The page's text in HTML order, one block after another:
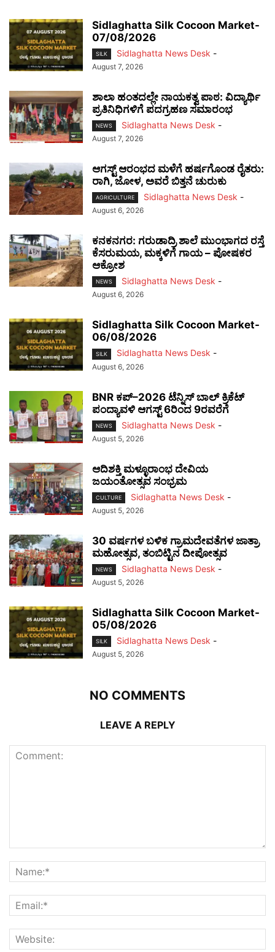
Sidlaghatta Silk Cocoon Market-
07/08/2026
SILK Sidlaghatta News Desk -
August 7, 2026
ಶಾಲಾ ಹಂತದಲ್ಲೇ ನಾಯಕತ್ವ ಪಾಠ: ವಿದ್ಯಾರ್ಥಿ
ಪ್ರತಿನಿಧಿಗಳಿಗೆ ಪದಗ್ರಹಣ ಸಮಾರಂಭ
NEWS Sidlaghatta News Desk -
August 7, 2026
ಆಗಸ್ಟ್ ಆರಂಭದ ಮಳೆಗೆ ಹರ್ಷಗೊಂಡ ರೈತರು:
ರಾಗಿ, ಜೋಳ, ಅವರೆ ಬಿತ್ತನೆ ಚುರುಕು
AGRICULTURE Sidlaghatta News Desk -
August 6, 2026
ಕನಕನಗರ: ಗರುಡಾದ್ರಿ ಶಾಲೆ ಮುಂಭಾಗದ ರಸ್ತೆ
ಕೆಸರುಮಯ, ಮಕ್ಕಳಿಗೆ ಗಾಯ – ಪೋಷಕರ
ಆಕ್ರೋಶ
NEWS Sidlaghatta News Desk -
August 6, 2026
Sidlaghatta Silk Cocoon Market-
06/08/2026
SILK Sidlaghatta News Desk -
August 6, 2026
BNR ಕಪ್–2026 ಟೆನ್ನಿಸ್ ಬಾಲ್ ಕ್ರಿಕೆಟ್
ಪಂದ್ಯಾವಳಿ ಆಗಸ್ಟ್ 6ರಿಂದ 9ರವರೆಗೆ
NEWS Sidlaghatta News Desk -
August 5, 2026
ಆದಿಶಕ್ತಿ ಮಳ್ಳೂರಾಂಭ ದೇವಿಯ
ಜಯಂತೋತ್ಸವ ಸಂಭ್ರಮ
CULTURE Sidlaghatta News Desk -
August 5, 2026
30 ವರ್ಷಗಳ ಬಳಿಕ ಗ್ರಾಮದೇವತೆಗಳ ಜಾತ್ರಾ
ಮಹೋತ್ಸವ, ತಂಬಿಟ್ಟಿನ ದೀಪೋತ್ಸವ
NEWS Sidlaghatta News Desk -
August 5, 2026
Sidlaghatta Silk Cocoon Market-
05/08/2026
SILK Sidlaghatta News Desk -
August 5, 2026
NO COMMENTS
LEAVE A REPLY